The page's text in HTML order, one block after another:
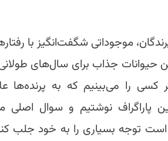
موجوداتی شگفت‌انگیز با
جذاب برای سال‌های
کسی را می‌بینیم که به پرنده‌ها
پاراگراف نوشتیم و سوال اصلی
است توجه بسیاری را به خود جلب